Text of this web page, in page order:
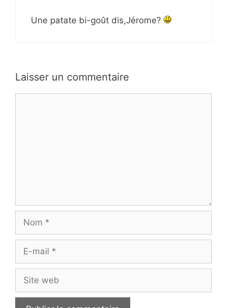
Une patate bi-goût dis,Jérome?
Laisser un commentaire
mail
web